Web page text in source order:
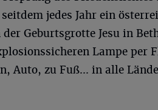
seitdem jedes Jahr ein
Geburtsgrotte Jesu in
Lampe per
Auto, zu Fuß... in alle